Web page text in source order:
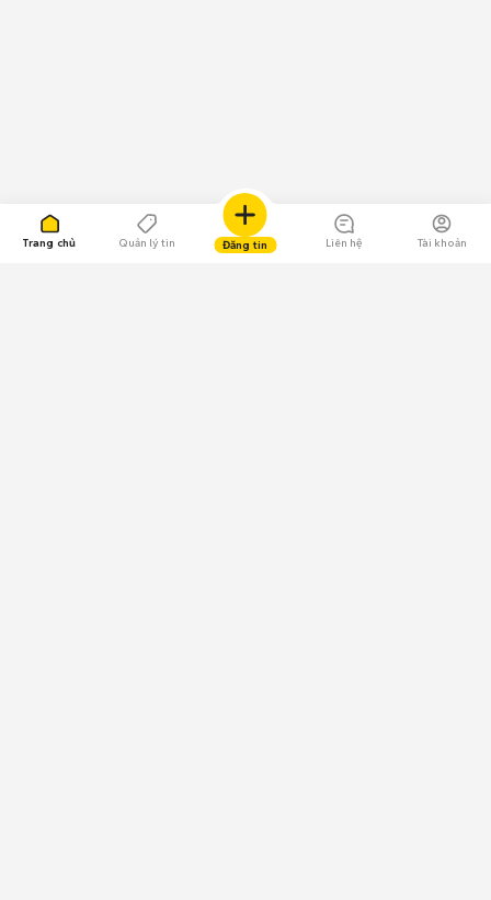
Trang chủ Quản lý tin Đăng tin Liên hệ Tài khoản